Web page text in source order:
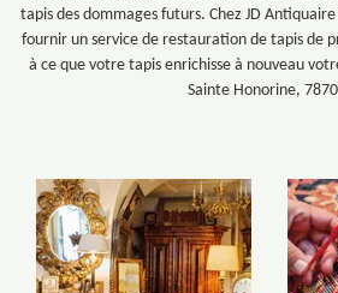
tapis des dommages futurs. Chez JD
fournir un service de restauration de tapis de
à ce que votre tapis enrichisse à nouveau
Sainte Honorine,